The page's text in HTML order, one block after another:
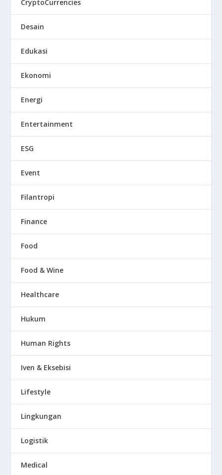
CryptoCurrencies
Desain
Edukasi
Ekonomi
Energi
Entertainment
ESG
Event
Filantropi
Finance
Food
Food & Wine
Healthcare
Hukum
Human Rights
Iven & Eksebisi
Lifestyle
Lingkungan
Logistik
Medical